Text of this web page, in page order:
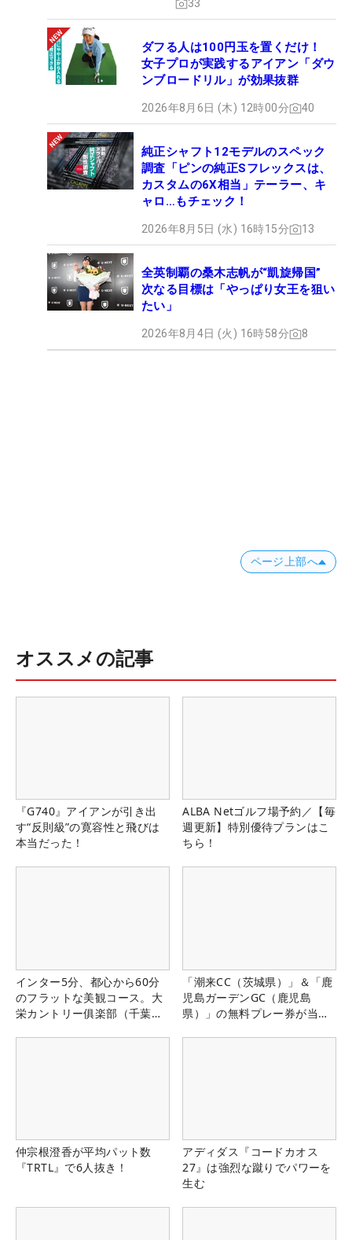
33
ダフる人は100円玉を置くだけ！
女子プロが実践するアイアン「ダウ
ンブロードリル」が効果抜群
2026年8月6日 (木) 12時00分 40
純正シャフト12モデルのスペック
調査「ピンの純正Sフレックスは、
カスタムの6X相当」テーラー、キ
ャロ…もチェック！
2026年8月5日 (水) 16時15分 13
全英制覇の桑木志帆が“凱旋帰国”
次なる目標は「やっぱり女王を狙い
たい」
2026年8月4日 (火) 16時58分 8
ページ上部へ
オススメの記事
『G740』アイアンが引き出
す“反則級”の寛容性と飛びは
本当だった！
ALBA Netゴルフ場予約／【毎
週更新】特別優待プランはこ
ちら！
インター5分、都心から60分
のフラットな美観コース。大
栄カントリー俱楽部（千葉
「潮来CC（茨城県）」＆「鹿
児島ガーデンGC（鹿児島
県）」の無料プレー券が当た
仲宗根澄香が平均パット数
『TRTL』で6人抜き！
アディダス『コードカオス
27』は強烈な蹴りでパワーを
生む